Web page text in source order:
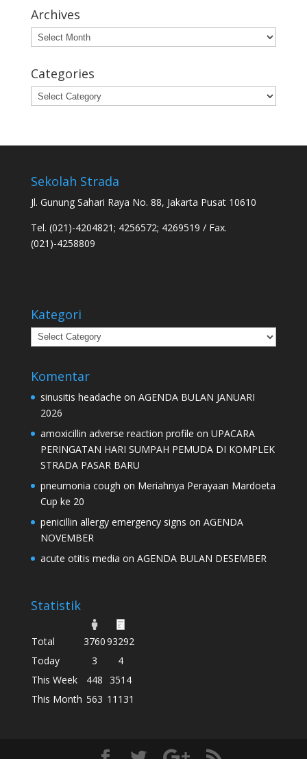
Archives
Archives
Categories
Categories
Sekolah Strada
Jl. Gunung Sahari Raya No. 88, Jakarta Pusat 10610
Tel. (021)-4204821; 4256572; 4269519 / Fax.
(021)-4258809
Kategori
Kategori
Komentar
sinusitis headache on AGENDA BULAN JANUARI
2026
amoxicillin adverse reaction profile on UPACARA
PERINGATAN HARI SUMPAH PEMUDA DI KOMPLEK
STRADA PASAR BARU
pneumonia cough on Meriahnya Perayaan Mardoeta
Cup ke 20
penicillin allergy emergency signs on AGENDA
NOVEMBER
acute otitis media on AGENDA BULAN DESEMBER
Statistik
Total 376093292
Today
3
4
This Week
448 3514
This Month 563 11131